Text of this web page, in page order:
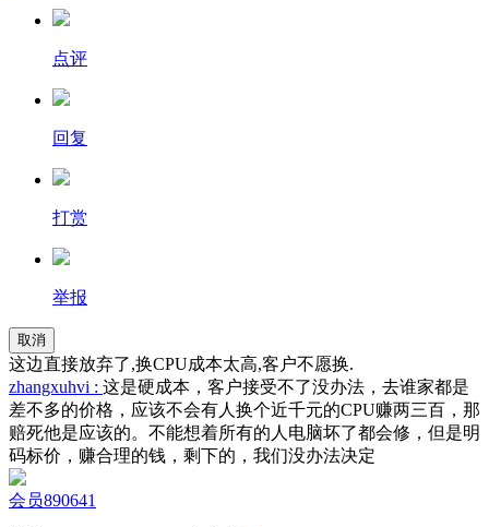
点评
回复
打赏
举报
取消
这边直接放弃了,换CPU成本太高,客户不愿换.
zhangxuhvi : 这是硬成本，客户接受不了没办法，去谁家都是
差不多的价格，应该不会有人换个近千元的CPU赚两三百，那
赔死他是应该的。不能想着所有的人电脑坏了都会修，但是明
码标价，赚合理的钱，剩下的，我们没办法决定
会员890641